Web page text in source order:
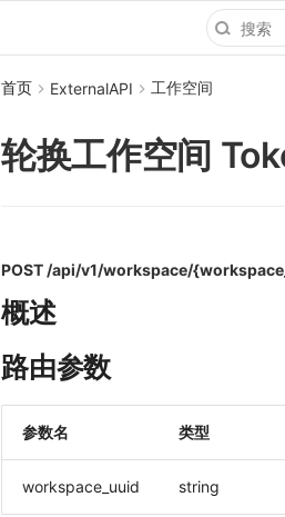
首页 ExternalAPI 工作空间
轮换工作空间
POST /api/v1/workspace/
概述
路由参数
参数名 类型
workspace_uuid string